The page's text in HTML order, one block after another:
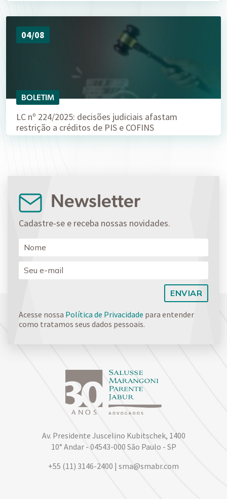
04/08
BOLETIM
LC nº 224/2025: decisões judiciais afastam
restrição a créditos de PIS e COFINS
Newsletter
Cadastre-se e receba nossas novidades.
Acesse nossa Política de Privacidade para entender
como tratamos seus dados pessoais.
Av. Presidente Juscelino Kubitschek, 1400
10° Andar - 04543-000 São Paulo - SP
+55 (11) 3146-2400 | sma@smabr.com